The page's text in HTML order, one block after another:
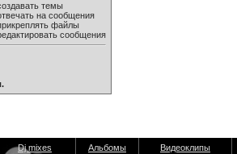
темы
на сообщения
файлы
сообщения
Dj mixes Альбомы Видеоклипы